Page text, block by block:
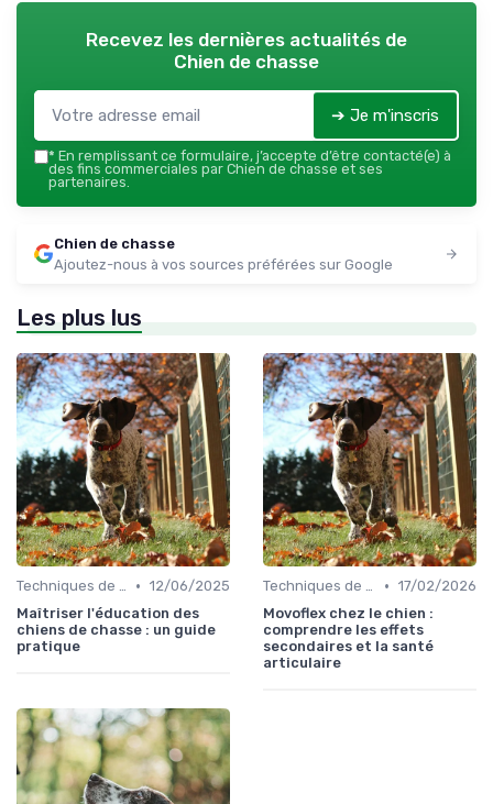
Recevez les dernières actualités de
Chien de chasse
➔ Je m'inscris
* En remplissant ce formulaire, j’accepte d’être contacté(e) à
des fins commerciales par Chien de chasse et ses
partenaires.
Chien de chasse
Ajoutez-nous à vos sources préférées sur Google
Les plus lus
Techniques de base • 12/06/2025
Maîtriser l'éducation des
chiens de chasse : un guide
pratique
Techniques de base • 17/02/2026
Movoflex chez le chien :
comprendre les effets
secondaires et la santé
articulaire